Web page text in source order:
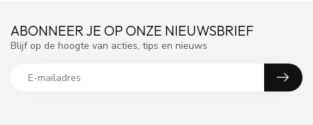
ABONNEER JE OP ONZE NIEUWSBRIEF
Blijf op de hoogte van acties, tips en nieuws